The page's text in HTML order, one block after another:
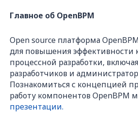
Главное об OpenBPM
Open source платформа
для повышения эффективности
процессной разработки,
разработчиков и
Познакомиться с концепцией
работу компонентов OpenBPM
презентации.